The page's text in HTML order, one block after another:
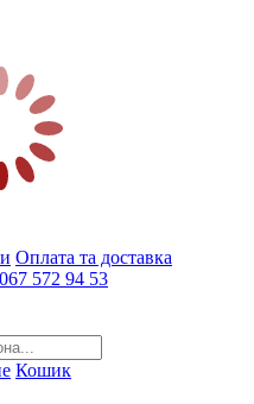
Оплата та доставка
572 94 53
Кошик